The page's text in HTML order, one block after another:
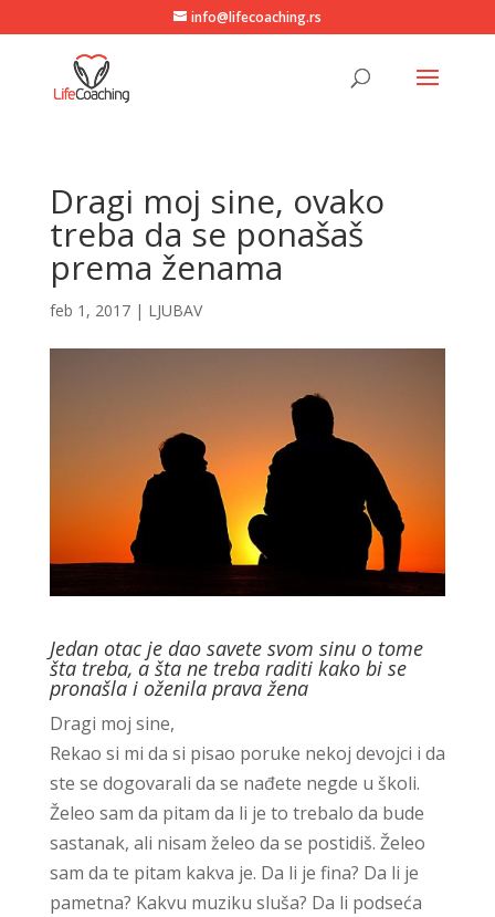
info@lifecoaching.rs
Dragi moj sine, ovako
treba da se ponašaš
prema ženama
feb 1, 2017| LJUBAV
Jedan otac je dao savete svom sinu o tome
šta treba, a šta ne treba raditi kako bi se
pronašla i oženila prava žena
Dragi moj sine,
Rekao si mi da si pisao poruke nekoj devojci i da
ste se dogovarali da se nađete negde u školi.
Želeo sam da pitam da li je to trebalo da bude
sastanak, ali nisam želeo da se postidiš. Želeo
sam da te pitam kakva je. Da li je fina? Da li je
pametna? Kakvu muziku sluša? Da li podseća